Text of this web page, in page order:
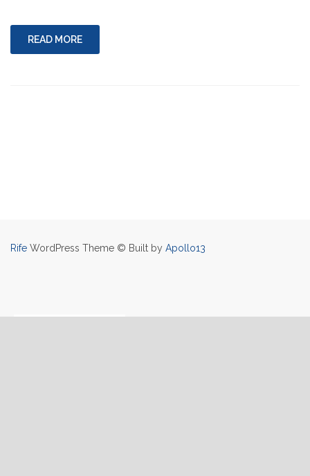
READ MORE
Rife WordPress Theme © Built by Apollo13